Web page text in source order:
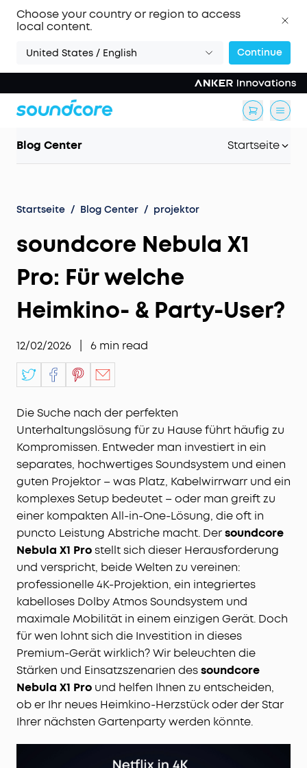
Choose your country or region to access
local content.
United States / English Continue
Blog Center Startseite
Startseite / Blog Center / projektor
soundcore Nebula X1
Pro: Für welche
Heimkino- & Party-User?
12/02/2026 6 min read
Die Suche nach der perfekten
Unterhaltungslösung für zu Hause führt häufig zu
Kompromissen. Entweder man investiert in ein
separates, hochwertiges Soundsystem und einen
guten Projektor – was Platz, Kabelwirrwarr und ein
komplexes Setup bedeutet – oder man greift zu
einer kompakten All-in-One-Lösung, die oft in
puncto Leistung Abstriche macht. Dersoundcore
Nebula X1 Prostellt sich dieser Herausforderung
und verspricht, beide Welten zu vereinen:
professionelle 4K-Projektion, ein integriertes
kabelloses Dolby Atmos Soundsystem und
maximale Mobilität in einem einzigen Gerät. Doch
für wen lohnt sich die Investition in dieses
Premium-Gerät wirklich? Wir beleuchten die
Stärken und Einsatzszenarien dessoundcore
Nebula X1 Pro und helfen Ihnen zu entscheiden,
ob er Ihr neues Heimkino-Herzstück oder der Star
Ihrer nächsten Gartenparty werden könnte.